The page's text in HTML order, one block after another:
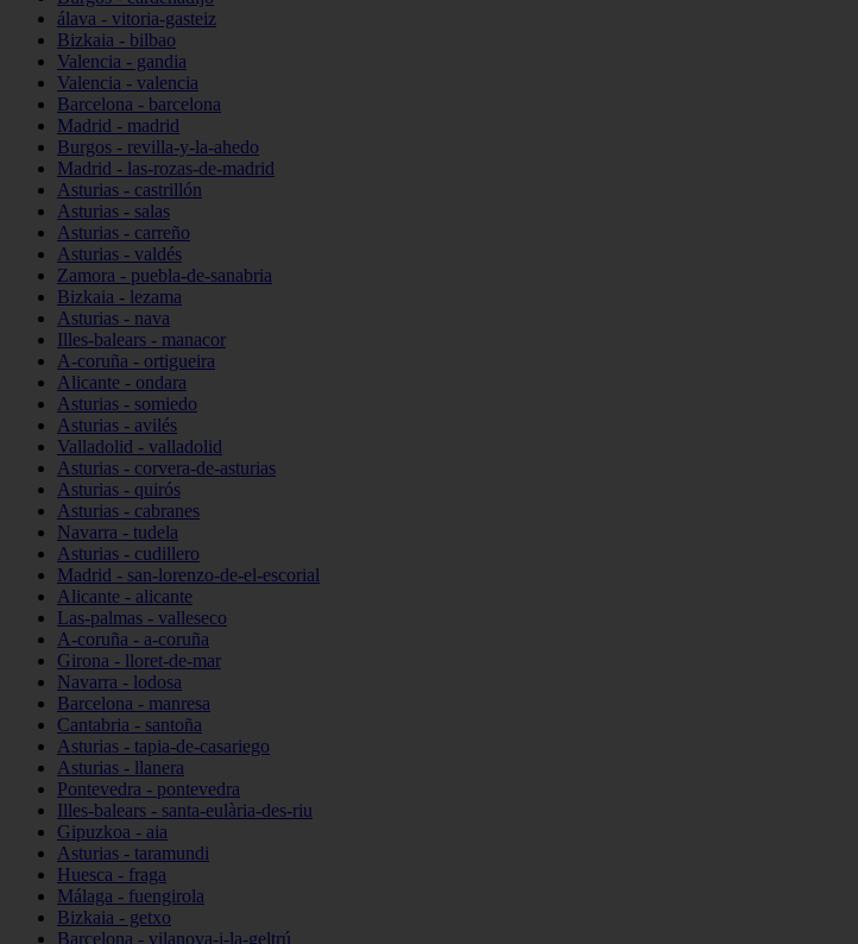
álava - vitoria-gasteiz
Bizkaia - bilbao
Valencia - gandia
Valencia - valencia
Barcelona - barcelona
Madrid - madrid
Burgos - revilla-y-la-ahedo
Madrid - las-rozas-de-madrid
Asturias - castrillón
Asturias - salas
Asturias - carreño
Asturias - valdés
Zamora - puebla-de-sanabria
Bizkaia - lezama
Asturias - nava
Illes-balears - manacor
A-coruña - ortigueira
Alicante - ondara
Asturias - somiedo
Asturias - avilés
Valladolid - valladolid
Asturias - corvera-de-asturias
Asturias - quirós
Asturias - cabranes
Navarra - tudela
Asturias - cudillero
Madrid - san-lorenzo-de-el-escorial
Alicante - alicante
Las-palmas - valleseco
A-coruña - a-coruña
Girona - lloret-de-mar
Navarra - lodosa
Barcelona - manresa
Cantabria - santoña
Asturias - tapia-de-casariego
Asturias - llanera
Pontevedra - pontevedra
Illes-balears - santa-eulària-des-riu
Gipuzkoa - aia
Asturias - taramundi
Huesca - fraga
Málaga - fuengirola
Bizkaia - getxo
Barcelona - vilanova-i-la-geltrú